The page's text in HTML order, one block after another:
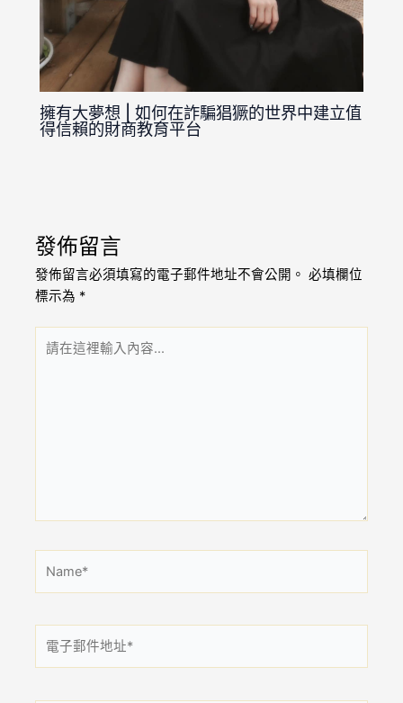
擁有大夢想 | 如何在詐騙猖獗的世界中建立值
得信賴的財商教育平台
發佈留言
發佈留言必須填寫的電子郵件地址不會公開。 必填欄位
標示為 *
在
子
件